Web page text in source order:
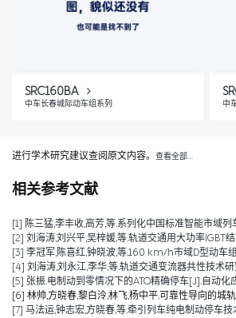
SRC160BA
中车长春城际动车组系列 中
进行学术研究建议查阅原文内容。 查看全部…
相关参考文献
[1] 陈三猛,李丰收,高芳,等.系列化中国标准智能市域
[2] 刘海涛,刘兴平,吴梓媛,等.轨道交通用大功率
[3] 李冠军,陈喜红,钟晓波,等.160 km/h市域D型动
[4] 刘海涛,刘永江,李华,等.轨道交通变流器共性技术
[5] 张振.电制动到零情况下的ATO精确停车[J].自动
[6] 林帅,方晓春,黎白泠,林飞,杨中平.可靠性导向的
[7] 马法运,钟志宏,方晓春,等.牵引列车纯电制动停